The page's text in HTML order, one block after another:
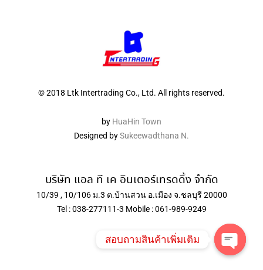
© 2018 Ltk Intertrading Co., Ltd. All rights reserved.
by HuaHin Town
Designed bySukeewadthana N.
บริษัท แอล ที เค อินเตอร์เทรดดิ้ง จำกัด
10/39 , 10/106 ม.3 ต.บ้านสวน อ.เมือง จ.ชลบุรี 20000
Tel : 038-277111-3 Mobile : 061-989-9249
สอบถามสินค้าเพิ่มเติม
Open